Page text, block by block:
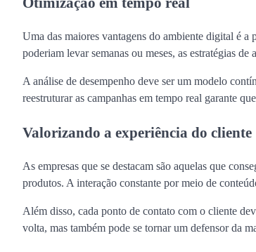
Uma das maiores vantagens do ambiente digital é
poderiam levar semanas ou meses, as estratégias
A análise de desempenho deve ser um modelo
reestruturar as campanhas em tempo real garante
Valorizando a experiência do cliente
As empresas que se destacam são aquelas que
produtos. A interação constante por meio de
Além disso, cada ponto de contato com o cliente
volta, mas também pode se tornar um defensor da